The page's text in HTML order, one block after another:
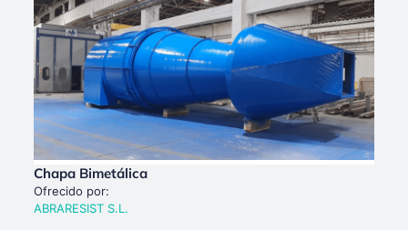
Chapa Bimetálica
Ofrecido por:
ABRARESIST S.L.